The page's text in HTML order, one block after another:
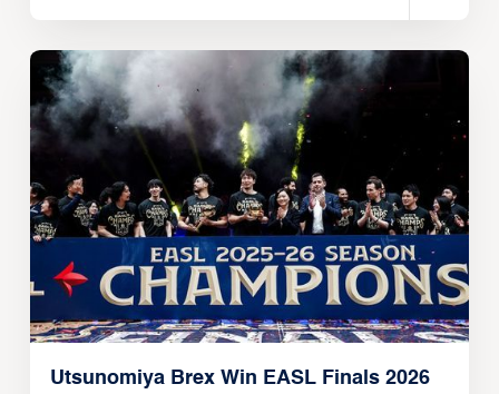
Utsunomiya Brex Win EASL Finals 2026